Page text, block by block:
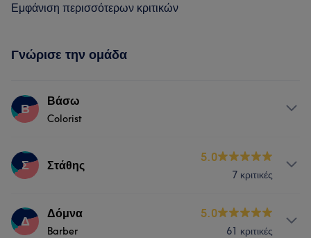
Εμφάνιση περισσότερων κριτικών
Γνώρισε την ομάδα
Β Βάσω
Colorist
Υπηρεσίες
Σ Στάθης
5.0
7 κριτικές
Υπηρεσίες
Δ Δόμνα
Barber
5.0
61 κριτικές